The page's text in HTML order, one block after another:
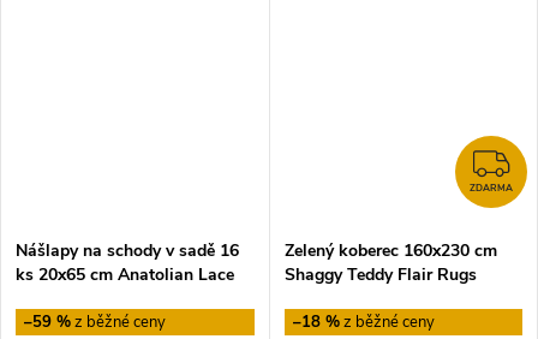
Nášlapy na schody v sadě 16
ks 20x65 cm Anatolian Lace
–59 %
ZDARMA
Zelený koberec 160x230 cm
Shaggy Teddy Flair Rugs
–18 %